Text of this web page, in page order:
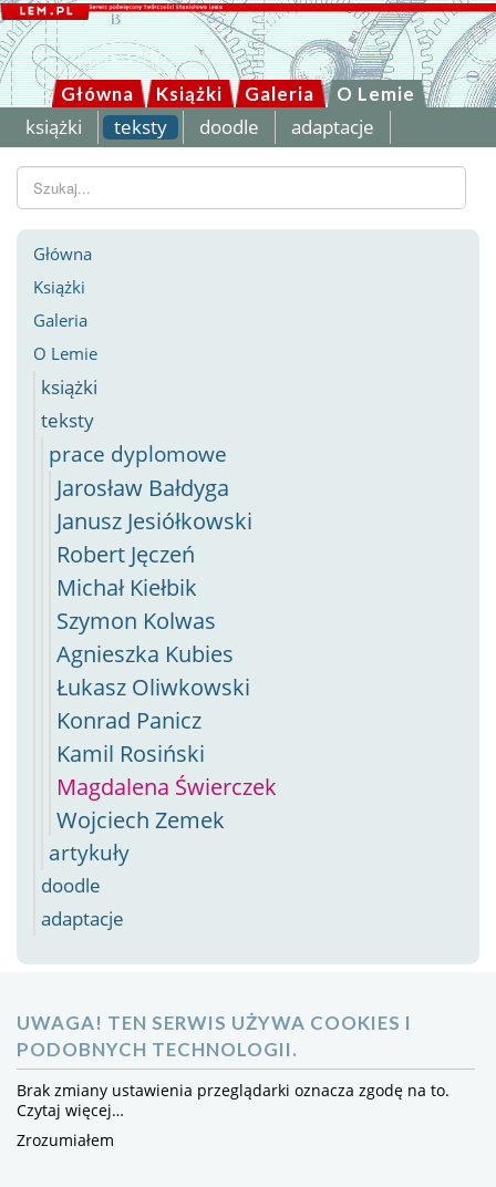
Główna Książki Galeria O Lemie
książki teksty doodle adaptacje
Szukaj...
Główna
Książki
Galeria
O Lemie
książki
teksty
prace dyplomowe
Jarosław Bałdyga
Janusz Jesiółkowski
Robert Jęczeń
Michał Kiełbik
Szymon Kolwas
Agnieszka Kubies
Łukasz Oliwkowski
Konrad Panicz
Kamil Rosiński
Magdalena Świerczek
Wojciech Zemek
artykuły
doodle
adaptacje
UWAGA! TEN SERWIS UŻYWA COOKIES I
PODOBNYCH TECHNOLOGII.
Brak zmiany ustawienia przeglądarki oznacza zgodę na to.
Czytaj więcej…
Zrozumiałem